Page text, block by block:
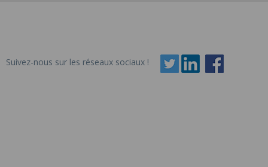
Suivez-nous sur les réseaux sociaux !